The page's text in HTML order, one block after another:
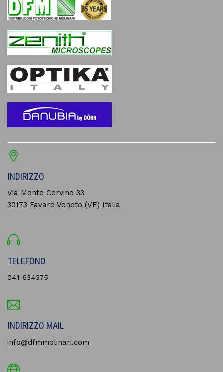
INDIRIZZO
Via Monte Cervino 33
30173 Favaro Veneto (VE) Italia
TELEFONO
041 634375
INDIRIZZO MAIL
info@dfmmolinari.com